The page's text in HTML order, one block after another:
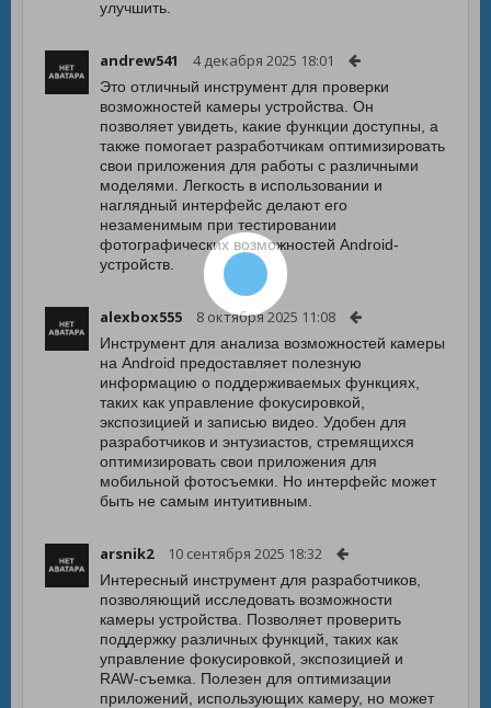
улучшить.
andrew541 4 декабря 2025 18:01
Это отличный инструмент для проверки
возможностей камеры устройства. Он
позволяет увидеть, какие функции доступны, а
также помогает разработчикам оптимизировать
свои приложения для работы с различными
моделями. Легкость в использовании и
наглядный интерфейс делают его
незаменимым при тестировании
фотографических возможностей Android-
устройств.
alexbox555 8 октября 2025 11:08
Инструмент для анализа возможностей камеры
на Android предоставляет полезную
информацию о поддерживаемых функциях,
таких как управление фокусировкой,
экспозицией и записью видео. Удобен для
разработчиков и энтузиастов, стремящихся
оптимизировать свои приложения для
мобильной фотосъемки. Но интерфейс может
быть не самым интуитивным.
arsnik2 10 сентября 2025 18:32
Интересный инструмент для разработчиков,
позволяющий исследовать возможности
камеры устройства. Позволяет проверить
поддержку различных функций, таких как
управление фокусировкой, экспозицией и
RAW-съемка. Полезен для оптимизации
приложений, использующих камеру, но может